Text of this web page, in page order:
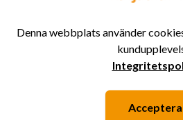
Denna webbplats använder
Acceptera